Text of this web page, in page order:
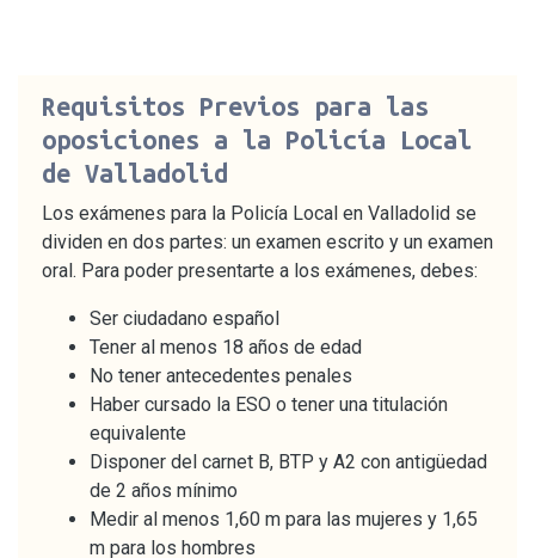
Requisitos Previos para las
oposiciones a la Policía Local
de Valladolid
Los exámenes para la Policía Local en Valladolid se
dividen en dos partes: un examen escrito y un examen
oral. Para poder presentarte a los exámenes, debes:
Ser ciudadano español
Tener al menos 18 años de edad
No tener antecedentes penales
Haber cursado la ESO o tener una titulación
equivalente
Disponer del carnet B, BTP y A2 con antigüedad
de 2 años mínimo
Medir al menos 1,60 m para las mujeres y 1,65
m para los hombres